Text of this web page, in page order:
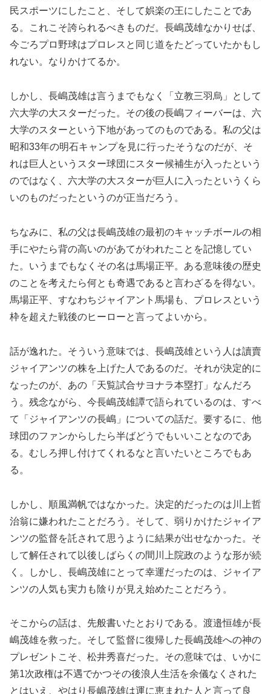
民スポーツにしたこと、そして娯楽の王にしたことであ
る。これこそ誇られるべきものだ。長嶋茂雄なかりせば、
今ごろプロ野球はプロレスと同じ道をたどっていたかもし
れない。なりかけてるか。
しかし、長嶋茂雄は言うまでもなく「立教三羽烏」として
六大学の大スターだった。その後の長嶋フィーバーは、六
大学のスターという下地があってのものである。私の父は
昭和33年の明石キャンプを見に行ったそうなのだが、そ
れは巨人というスター球団にスター候補生が入ったという
のではなく、六大学の大スターが巨人に入ったというくら
いのものだったというのが正当だろう。
ちなみに、私の父は長嶋茂雄の最初のキャッチボールの相
手にやたら背の高いのがあてがわれたことを記憶してい
た。いうまでもなくその名は馬場正平。ある意味後の歴史
のことを考えたら何とも奇遇であると言わざるを得ない。
馬場正平、すなわちジャイアント馬場も、プロレスという
枠を超えた戦後のヒーローと言ってよいから。
話が逸れた。そういう意味では、長嶋茂雄という人は讀賣
ジャイアンツの株を上げた人であるのだ。それが決定的に
なったのが、あの「天覧試合サヨナラ本塁打」なんだろ
う。残念ながら、今長嶋茂雄譚で語られているのは、すべ
て「ジャイアンツの長嶋」についての話だ。要するに、他
球団のファンからしたら半ばどうでもいいことなのであ
る。むしろ押し付けてくれるなと言いたいところでもあ
る。
しかし、順風満帆ではなかった。決定的だったのは川上哲
治翁に嫌われたことだろう。そして、弱りかけたジャイア
ンツの監督を託されて思うように結果が出せなかった。そ
して解任されて以後しばらくの間川上院政のような形が続
く。しかし、長嶋茂雄にとって幸運だったのは、ジャイア
ンツの人気も実力も陰りが見え始めたことだろう。
そこからの話は、先般書いたとおりである。渡邉恒雄が長
嶋茂雄を救った。そして監督に復帰した長嶋茂雄への神の
プレゼントこそ、松井秀喜だった。その意味では、いかに
第1次政権は不遇でかつその後浪人生活を余儀なくされた
とはいえ、やはり長嶋茂雄は運に恵まれた人と言って良